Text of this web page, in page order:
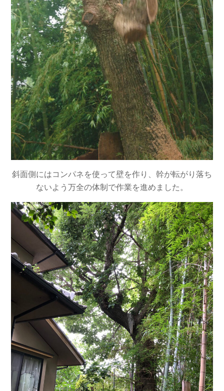
斜面側にはコンパネを使って壁を作り、幹が転がり落ち
ないよう万全の体制で作業を進めました。